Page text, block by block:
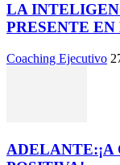
LA
PRESENTE
Coaching Ejecutivo
ADELANTE:¡A